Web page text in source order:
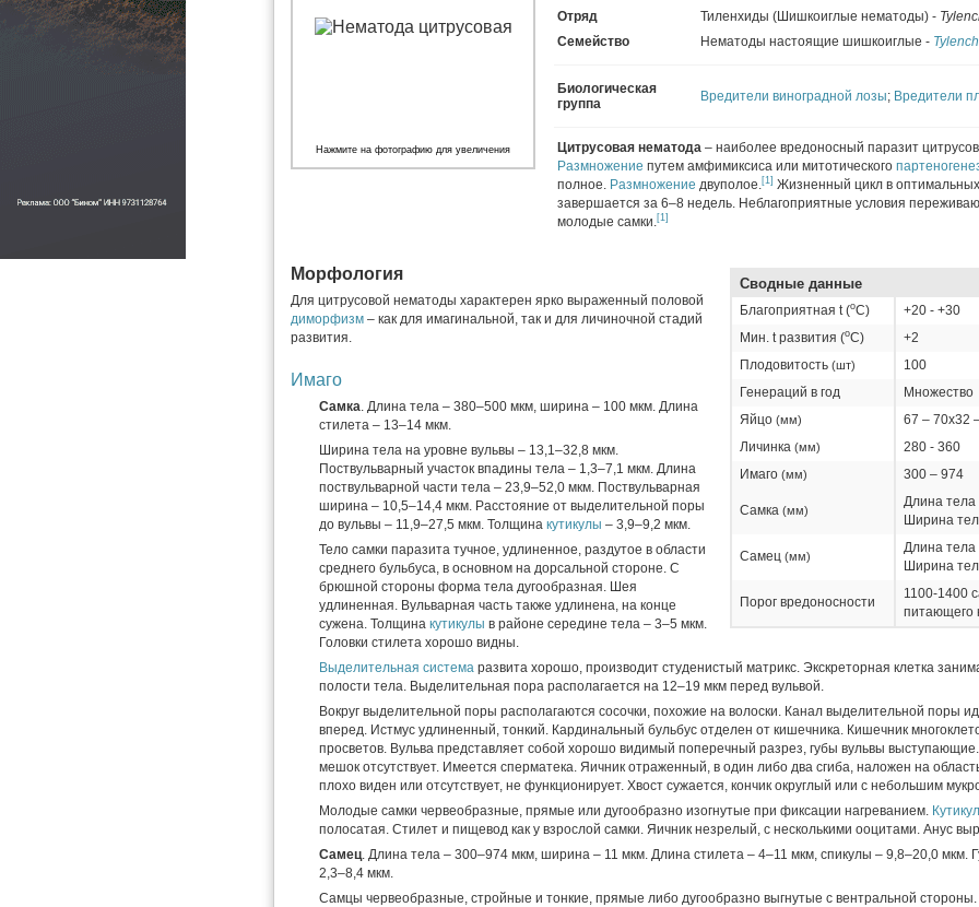
Отряд
Тиленхиды (Шишкоиглые нематоды) -
Семейство
Нематоды настоящие шишкоиглые -
Биологическая
группа
Вредители виноградной лозы; Вредители
Цитрусовая нематода – наиболее вредоносный паразит
Размножение путем амфимиксиса или митотического
полное. Размножение двуполое.[1] Жизненный цикл в
завершается за 6–8 недель. Неблагоприятные условия
молодые самки.[1]
Нажмите на фотографию для увеличения
Сводные данные
Благоприятная t (оC)
+20 - +30
Мин. t развития (оC)
+2
Плодовитость (шт)
100
Генераций в год
Множество
Яйцо (мм)
67 – 70х32
Личинка (мм)
280 - 360
Имаго (мм) 300 – 974
Самка (мм)
Длина тела
Ширина
Самец (мм)
Длина тела
Ширина
Порог вредоносности
1100-1400
питающего
Морфология
Для цитрусовой нематоды характерен ярко выраженный половой
диморфизм – как для имагинальной, так и для личиночной стадий
развития.
Имаго
Самка. Длина тела – 380–500 мкм, ширина – 100 мкм. Длина
стилета – 13–14 мкм.
Ширина тела на уровне вульвы – 13,1–32,8 мкм.
Поствульварный участок впадины тела – 1,3–7,1 мкм. Длина
поствульварной части тела – 23,9–52,0 мкм. Поствульварная
ширина – 10,5–14,4 мкм. Расстояние от выделительной поры
до вульвы – 11,9–27,5 мкм. Толщина кутикулы – 3,9–9,2 мкм.
Тело самки паразита тучное, удлиненное, раздутое в области
среднего бульбуса, в основном на дорсальной стороне. С
брюшной стороны форма тела дугообразная. Шея
удлиненная. Вульварная часть также удлинена, на конце
сужена. Толщина кутикулы в районе середине тела – 3–5 мкм.
Головки стилета хорошо видны.
Выделительная система развита хорошо, производит студенистый матрикс. Экскреторная клетка
полости тела. Выделительная пора располагается на 12–19 мкм перед вульвой.
Вокруг выделительной поры располагаются сосочки, похожие на волоски. Канал выделительной поры
вперед. Истмус удлиненный, тонкий. Кардинальный бульбус отделен от кишечника. Кишечник
просветов. Вульва представляет собой хорошо видимый поперечный разрез, губы вульвы
мешок отсутствует. Имеется сперматека. Яичник отраженный, в один либо два сгиба, наложен на
плохо виден или отсутствует, не функционирует. Хвост сужается, кончик округлый или с небольшим
Молодые самки червеобразные, прямые или дугообразно изогнутые при фиксации нагреванием.
полосатая. Стилет и пищевод как у взрослой самки. Яичник незрелый, с несколькими ооцитами. Анус
Самец. Длина тела – 300–974 мкм, ширина – 11 мкм. Длина стилета – 4–11 мкм, спикулы – 9,8–20,0 мкм.
2,3–8,4 мкм.
Самцы червеобразные, стройные и тонкие, прямые либо дугообразно выгнутые с вентральной